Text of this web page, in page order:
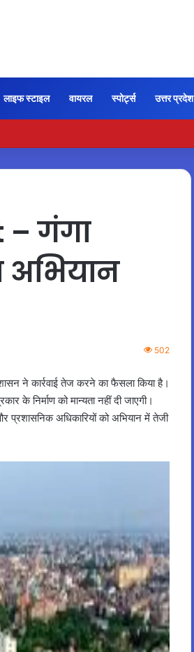
लाइफ स्टाइल वायरल स्पोर्ट्स उत्तर प्रदेश
सेहत को मिल सकता है प्राकृतिक सहारा
– गंगा
अभियान
502
ने कार्रवाई तेज करने का फैसला किया है।
के निर्माण को मान्यता नहीं दी जाएगी।
प्रशासनिक अधिकारियों को अभियान में तेजी